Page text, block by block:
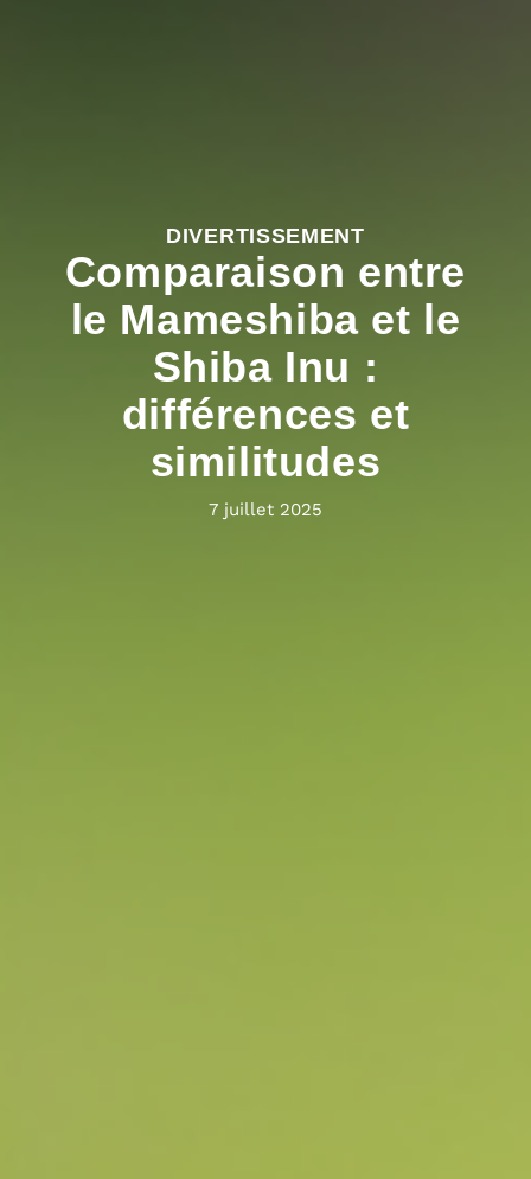
DIVERTISSEMENT
Comparaison entre
le Mameshiba et le
Shiba Inu :
différences et
similitudes
7 juillet 2025